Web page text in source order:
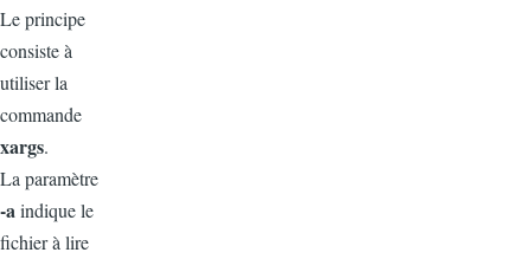
Le principe
consiste à
utiliser la
commande
xargs.
La paramètre
-aindique le
fichier à lire